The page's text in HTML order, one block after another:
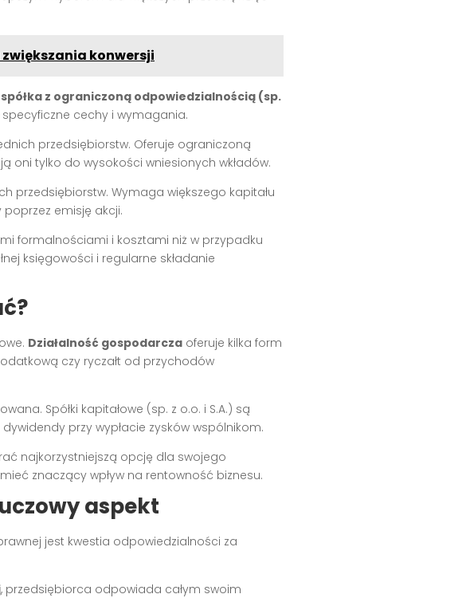
konwersji
spółka z ograniczoną odpowiedzialnością (sp.
cechy i wymagania.
przedsiębiorstw. Oferuje ograniczoną
oni tylko do wysokości wniesionych wkładów.
przedsiębiorstw. Wymaga większego kapitału
emisję akcji.
formalnościami i kosztami niż w przypadku
księgowości i regularne składanie
Działalność gospodarcza oferuje kilka form
czy ryczałt od przychodów
Spółki kapitałowe (sp. z o.o. i S.A.) są
przy wypłacie zysków wspólnikom.
najkorzystniejszą opcję dla swojego
znaczący wpływ na rentowność biznesu.
aspekt
jest kwestia odpowiedzialności za
, przedsiębiorca odpowiada całym swoim